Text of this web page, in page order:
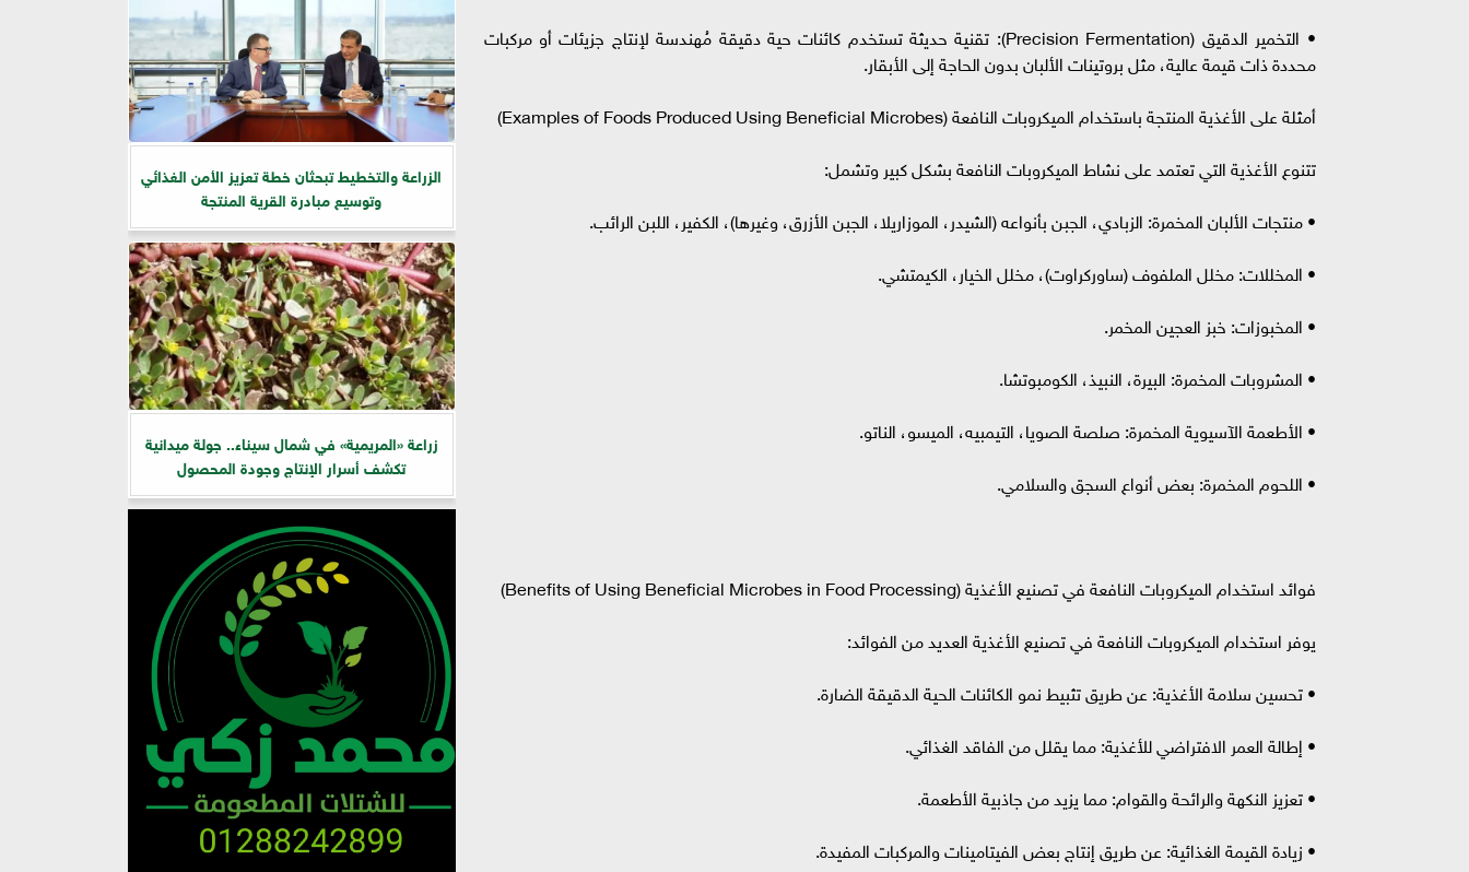
• التخمير الدقيق (Precision Fermentation): تقنية حديثة تستخدم كائنات حية دقيقة مُهندسة لإنتاج جزيئات أو مركبات
محددة ذات قيمة عالية، مثل بروتينات الألبان بدون الحاجة إلى الأبقار.
أمثلة على الأغذية المنتجة باستخدام الميكروبات النافعة (Examples of Foods Produced Using Beneficial Microbes)
تتنوع الأغذية التي تعتمد على نشاط الميكروبات النافعة بشكل كبير وتشمل:
• منتجات الألبان المخمرة: الزبادي، الجبن بأنواعه (الشيدر، الموزاريلا، الجبن الأزرق، وغيرها)، الكفير، اللبن الرائب.
• المخللات: مخلل الملفوف (ساوركراوت)، مخلل الخيار، الكيمتشي.
• المخبوزات: خبز العجين المخمر.
• المشروبات المخمرة: البيرة، النبيذ، الكومبوتشا.
• الأطعمة الآسيوية المخمرة: صلصة الصويا، التيمبيه، الميسو، الناتو.
• اللحوم المخمرة: بعض أنواع السجق والسلامي.
فوائد استخدام الميكروبات النافعة في تصنيع الأغذية (Benefits of Using Beneficial Microbes in Food Processing)
يوفر استخدام الميكروبات النافعة في تصنيع الأغذية العديد من الفوائد:
• تحسين سلامة الأغذية: عن طريق تثبيط نمو الكائنات الحية الدقيقة الضارة.
• إطالة العمر الافتراضي للأغذية: مما يقلل من الفاقد الغذائي.
• تعزيز النكهة والرائحة والقوام: مما يزيد من جاذبية الأطعمة.
• زيادة القيمة الغذائية: عن طريق إنتاج بعض الفيتامينات والمركبات المفيدة.
الزراعة والتخطيط تبحثان خطة تعزيز الأمن الغذائي
وتوسيع مبادرة القرية المنتجة
زراعة «المريمية» في شمال سيناء.. جولة ميدانية
تكشف أسرار الإنتاج وجودة المحصول